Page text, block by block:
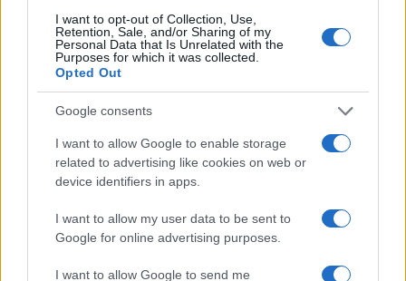
I want to opt-out of Collection, Use,
Retention, Sale, and/or Sharing of my
Personal Data that Is Unrelated with the
Purposes for which it was collected.
Opted Out
Google consents
I want to allow Google to enable storage
related to advertising like cookies on web or
device identifiers in apps.
I want to allow my user data to be sent to
Google for online advertising purposes.
I want to allow Google to send me
Δεν ήταν μόνο η ταχύτητα που οδήγησε
στο τροχαίο στις Σέρρες με νεκρούς μητέρα
και γιο - «Ίσως κάτι απέσπασε την προσοχή
του οδηγού» λέει πραγματογνώμονας
Πέθανε ο Γουίλιαμ Όρμπιτ, παραγωγός του
εμβληματικού άλμπουμ της Μαντόνα «Ray
of Light»
Ανησυχία από το ξέσπασμα του ιού του
Δυτικού Νείλου με κρούσματα στην Αττική
- «Καμπανάκι» από τον Ιατρικό Σύλλογο
Αθηνών για την προστασία της δημόσιας
υγείας
Ryanair: «Ένα κομμάτι του προσώπου του
επιβάτιδα που έσωσε τον Σέρβο όταν